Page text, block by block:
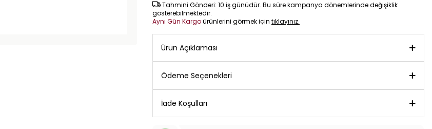
Tahmini Gönderi: 10 iş günüdür. Bu süre kampanya dönemlerinde değişiklik
gösterebilmektedir.
Aynı Gün Kargoürünlerini görmek için tıklayınız.
Ürün Açıklaması
Ödeme Seçenekleri
İade Koşulları